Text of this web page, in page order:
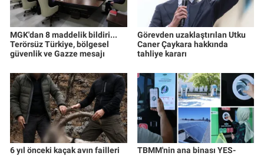
MGK'dan 8 maddelik bildiri...
Terörsüz Türkiye, bölgesel
güvenlik ve Gazze mesajı
Görevden uzaklaştırılan Utku
Caner Çaykara hakkında
tahliye kararı
6 yıl önceki kaçak avın failleri
TBMM'nin ana binası YES-